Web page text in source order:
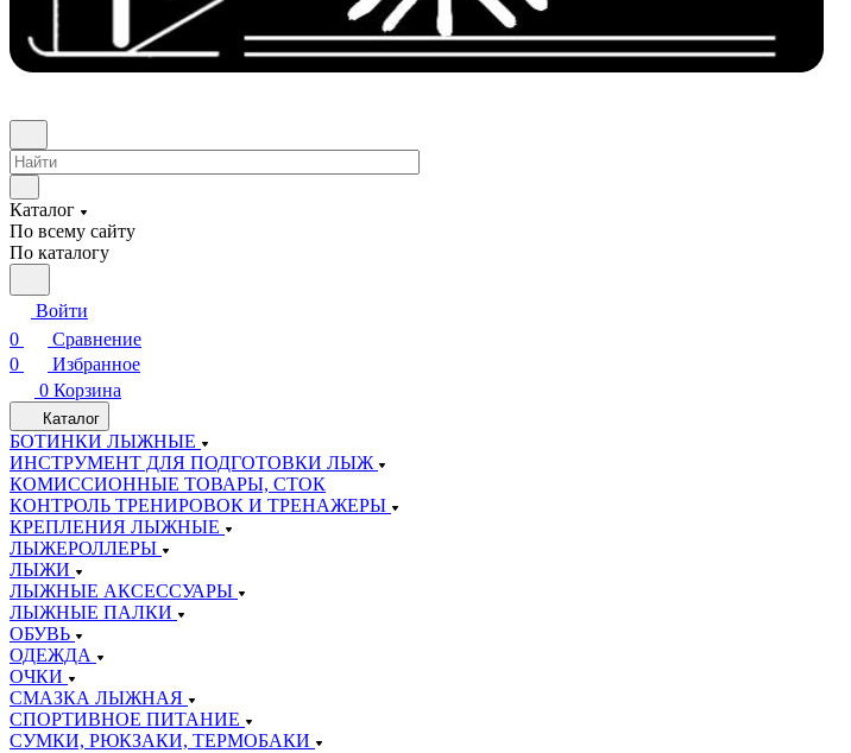
Каталог
По всему сайту
По каталогу
Войти
0
Сравнение
0
Избранное
0 Корзина
Каталог
БОТИНКИ ЛЫЖНЫЕ
ИНСТРУМЕНТ ДЛЯ ПОДГОТОВКИ ЛЫЖ
КОМИССИОННЫЕ ТОВАРЫ, СТОК
КОНТРОЛЬ ТРЕНИРОВОК И ТРЕНАЖЕРЫ
КРЕПЛЕНИЯ ЛЫЖНЫЕ
ЛЫЖЕРОЛЛЕРЫ
ЛЫЖИ
ЛЫЖНЫЕ АКСЕССУАРЫ
ЛЫЖНЫЕ ПАЛКИ
ОБУВЬ
ОДЕЖДА
ОЧКИ
СМАЗКА ЛЫЖНАЯ
СПОРТИВНОЕ ПИТАНИЕ
СУМКИ, РЮКЗАКИ, ТЕРМОБАКИ